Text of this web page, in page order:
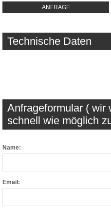
ANFRAGE
Technische Daten
Anfrageformular ( wir
schnell wie möglich
Name:
Email: